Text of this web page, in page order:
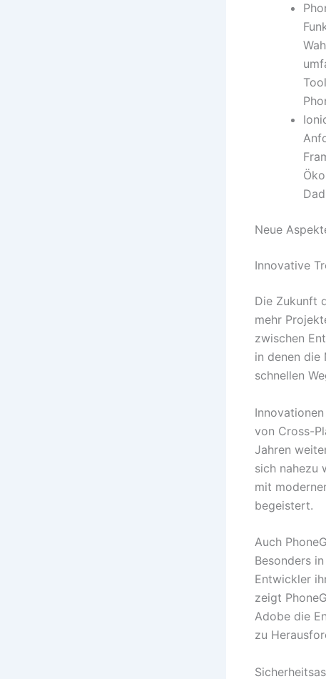
Neue
Innovative
Die Zukunft
mehr
zwischen
in denen die
schnellen
von Cross-
Jahren
sich nahezu
mit
begeistert.
Auch
Besonders
Entwickler
zeigt
Adobe die
zu